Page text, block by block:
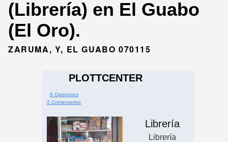
(Librería) en El Guabo
(El Oro).
ZARUMA, Y, EL GUABO 070115
PLOTTCENTER
6 Opiniones
2 Comentarios
Librería
Librería